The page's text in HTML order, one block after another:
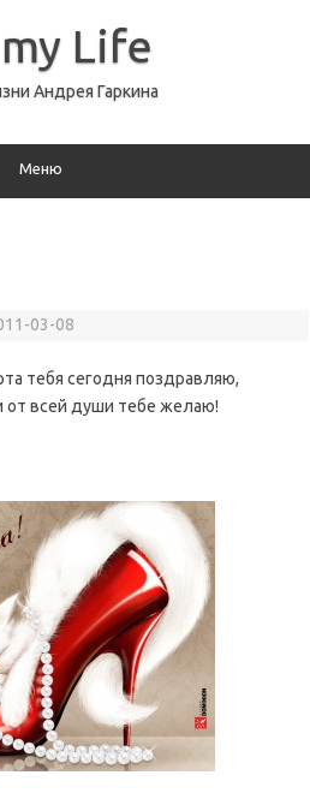
Life
Андрея Гаркина
Меню
03-08
тебя сегодня поздравляю,
от всей души тебе желаю!